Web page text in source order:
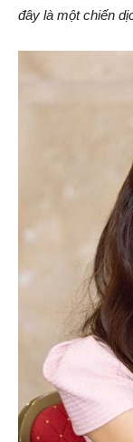
đây là một chiến